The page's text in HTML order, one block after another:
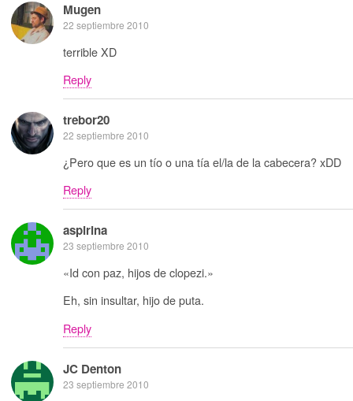
Mugen
22 septiembre 2010
terrible XD
Reply
trebor20
22 septiembre 2010
¿Pero que es un tío o una tía el/la de la cabecera? xDD
Reply
aspirina
23 septiembre 2010
«Id con paz, hijos de clopezi.»
Eh, sin insultar, hijo de puta.
Reply
JC Denton
23 septiembre 2010